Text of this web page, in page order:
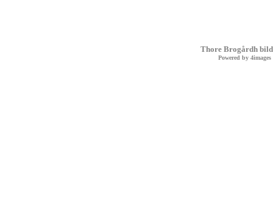
Thore Brogårdh
Powered by 4images